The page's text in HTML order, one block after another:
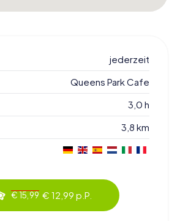
jederzeit
Queens Park Cafe
3,0 h
3,8 km
€ 15,99 € 12,99 p.P.